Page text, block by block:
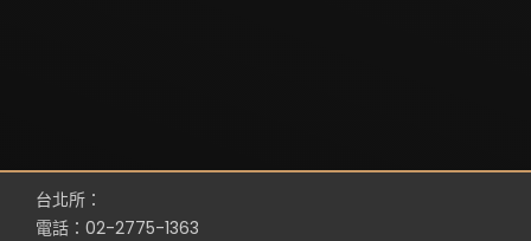
台北所：
電話：02-2775-1363